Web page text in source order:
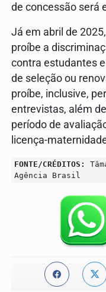
de concessão será
Já em abril de
proíbe a
contra estudantes
de seleção ou
proíbe, inclusive,
entrevistas, além
período de
licença-
FONTE/CRÉDITOS:
Agência Brasil